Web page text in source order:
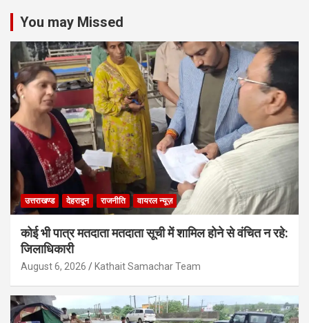
You may Missed
उत्तराखण्ड देहरादून राजनीति वायरल न्यूज़
कोई भी पात्र मतदाता मतदाता सूची में शामिल होने से वंचित न रहे:
जिलाधिकारी
August 6, 2026 Kathait Samachar Team